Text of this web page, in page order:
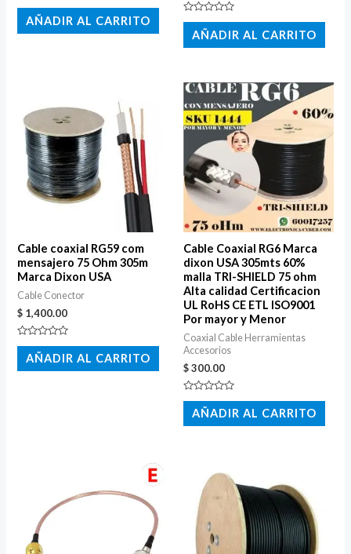
Valorado
con
de
AÑADIR AL CARRITO
Valorado
con
de
AÑADIR AL CARRITO
Cable coaxial RG59 com
mensajero 75 Ohm 305m
Marca Dixon USA
Cable Conector
$ 1,400.00
Valorado
con
de
AÑADIR AL CARRITO
Cable Coaxial RG6 Marca
dixon USA 305mts 60%
malla TRI-SHIELD 75 ohm
Alta calidad Certificacion
UL RoHS CE ETL ISO9001
Por mayor y Menor
Coaxial Cable Herramientas
Accesorios
$300.00
Valorado
con
de
AÑADIR AL CARRITO